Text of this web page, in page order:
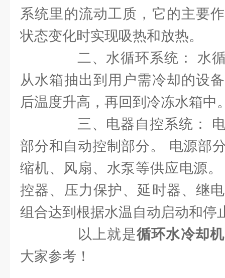
系统里的流动工质，它的主要
状态变化时实现吸热和放热。
二、水循环系统： 水循
从水箱抽出到用户需冷却的设
后温度升高，再回到冷冻水箱中
三、电器自控系统： 电
部分和自动控制部分。 电源部
缩机、风扇、水泵等供应电源
控器、压力保护、延时器、继
组合达到根据水温自动启动和停
以上就是循环水冷却机
大家参考！